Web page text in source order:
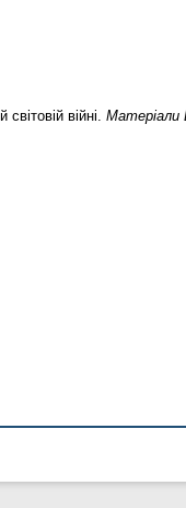
війні. Матеріали